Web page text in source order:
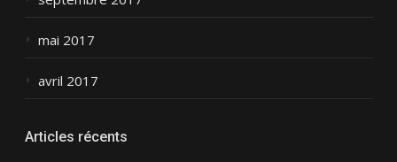
mai 2017
avril 2017
Articles récents